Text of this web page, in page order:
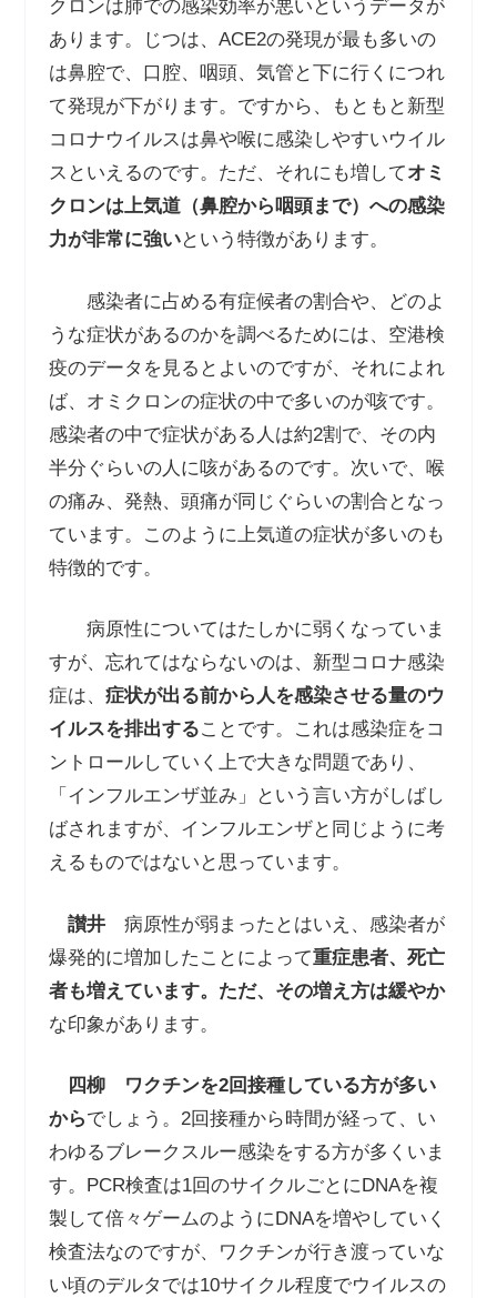
クロンは肺での感染効率が悪いというデータが
あります。じつは、 ACE2の発現が最も多いの
は鼻腔で、口腔、咽頭、気管と下に行くにつれ
て発現が下がります。ですから、もともと新型
コロナウイルスは鼻や喉に感染しやすいウイル
スといえるのです。ただ、それにも増してオミ
クロンは上気道（鼻腔から咽頭まで）への感染
力が非常に強いという特徴があります。
感染者に占める有症候者の割合や、どのよ
うな症状があるのかを調べるためには、空港検
疫のデータを見るとよいのですが、それによれ
ば、オミクロンの症状の中で多いのが咳です。
感染者の中で症状がある人は約2割で、その内
半分ぐらいの人に咳があるのです。次いで、喉
の痛み、発熱、頭痛が同じぐらいの割合となっ
ています。このように上気道の症状が多いのも
特徴的です。
病原性についてはたしかに弱くなっていま
すが、忘れてはならないのは、新型コロナ感染
症は、 症状が出る前から人を感染させる量のウ
イルスを排出することです。これは感染症をコ
ントロールしていく上で大きな問題であり、
「インフルエンザ並み」という言い方がしばし
ばされますが、インフルエンザと同じように考
えるものではないと思っています。
讃井病原性が弱まったとはいえ、感染者が
爆発的に増加したことによって重症患者、死亡
者も増えています。ただ、その増え方は緩やか
な印象があります。
四柳 ワクチンを2回接種している方が多い
からでしょう。 2回接種から時間が経って、い
わゆるブレークスルー感染をする方が多くいま
す。 PCR検査は1回のサイクルごとにDNAを複
製して倍々ゲームのようにDNAを増やしていく
検査法なのですが、ワクチンが行き渡っていな
い頃のデルタでは10サイクル程度でウイルスの